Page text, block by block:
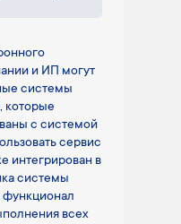
и ИП могут
системы
которые
с системой
сервис
интегрирован в
системы
всех